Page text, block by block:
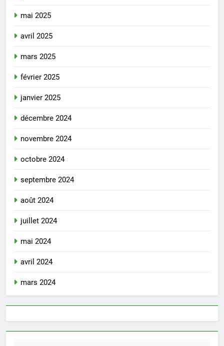
mai 2025
avril 2025
mars 2025
février 2025
janvier 2025
décembre 2024
novembre 2024
octobre 2024
septembre 2024
août 2024
juillet 2024
mai 2024
avril 2024
mars 2024